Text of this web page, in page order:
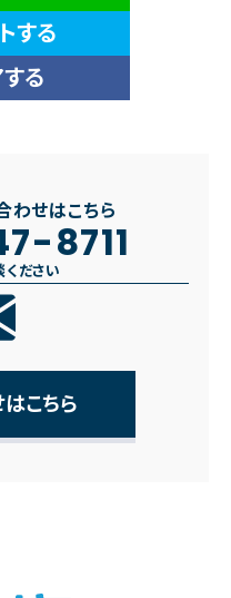
する
る
わせはこちら
8711
ださい
こちら